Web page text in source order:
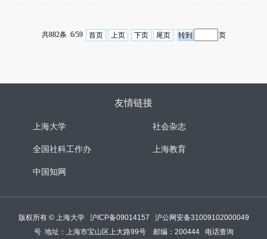
共882条 6/59 首页 上页 下页 尾页 页
友情链接
上海大学 社会杂志
全国社科工作办 上海教育
中国知网
版权所有 ©上海大学 沪ICP备09014157
沪公网安备31009102000049
号地址：上海市宝山区上大路99号 邮编：200444 电话查询